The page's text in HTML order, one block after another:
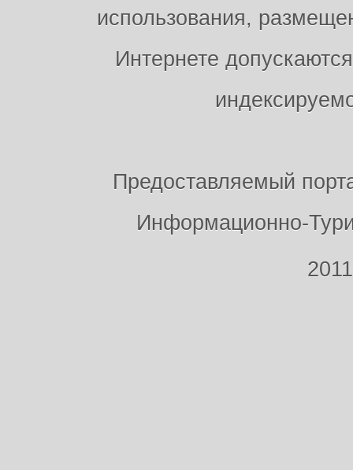
использования,
Интернете
Предоставляемый
Информационно-